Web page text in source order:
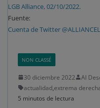
LGB Alliance, 02/10/2022.
Fuente:
Cuenta de Twitter
NON CLASSÉ
30 diciembre 2022
Al
actualidad,extrema
5 minutos de lectura